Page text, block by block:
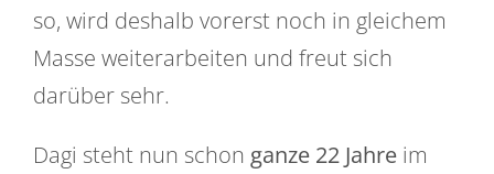
so, wird deshalb vorerst noch in gleichem
Masse weiterarbeiten und freut sich
darüber sehr.
Dagi steht nun schon ganze 22 Jahre im